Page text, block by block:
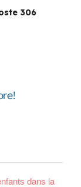
306
dans la